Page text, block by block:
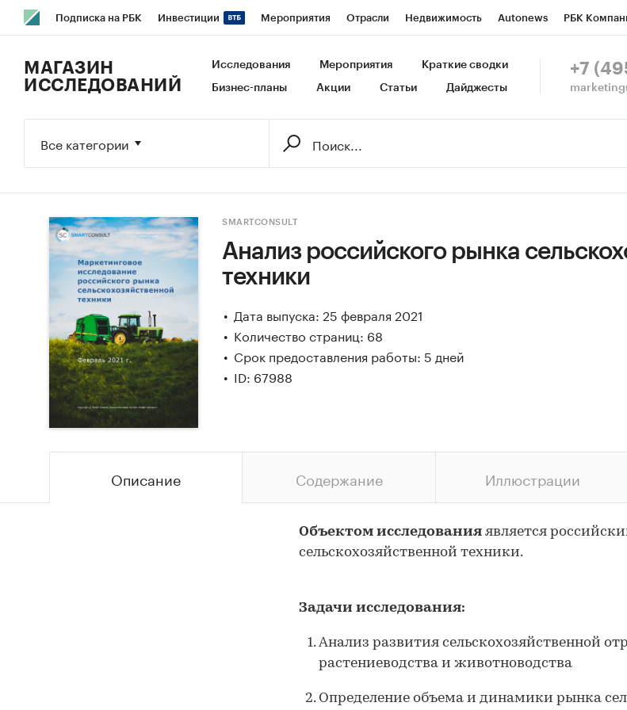
Подписка на РБК Инвестиции Мероприятия Отрасли Недвижимость Autonews РБК
Исследования Кредитные рейтинги Франшизы Газета Спецпроекты СПб Конференции СПб
МАГАЗИН
ИССЛЕДОВАНИЙ
Исследования Мероприятия Краткие сводки
Бизнес-планы Акции Статьи Дайджесты
+7
Все категории
SMARTCONSULT
Анализ российского рынка
техники
Дата выпуска: 25 февраля 2021
Количество страниц: 68
Срок предоставления работы: 5 дней
ID: 67988
Описание Содержание Иллюстрации
Объектом исследования является
сельскохозяйственной техники.
Задачи исследования:
Анализ развития сельскохозяйственной
растениеводства и животноводства
Определение объема и динамики рынка